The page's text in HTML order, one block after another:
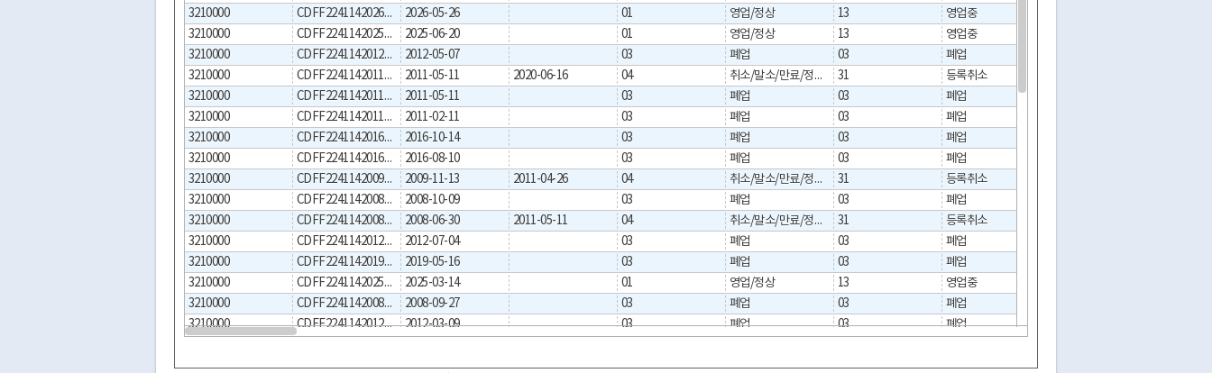
3210000
CDFF2241142026000001 2026-05-26 01 영업/정상 13
영업중
3210000
CDFF2241142025000003 2025-06-20 01 영업/정상 13
영업중
3210000
CDFF2241142012000002 2012-05-07 03 폐업 03 폐업
3210000
CDFF2241142011000004 2011-05-11 2020-06-16 04 취소/말소/만료/정지/중지 31
등록취소
3210000
CDFF2241142011000003 2011-05-11 03 폐업 03 폐업
3210000
CDFF2241142011000002 2011-02-11 03 폐업 03 폐업
3210000
CDFF2241142016000002 2016-10-14 03 폐업 03 폐업
3210000
CDFF2241142016000001 2016-08-10 03 폐업 03 폐업
3210000
CDFF2241142009000004 2009-11-13 2011-04-26 04 취소/말소/만료/정지/중지 31
등록취소
3210000
CDFF2241142008000006 2008-10-09 03 폐업 03 폐업
3210000
CDFF2241142008000003 2008-06-30 2011-05-11 04 취소/말소/만료/정지/중지 31
등록취소
3210000
CDFF2241142012000003 2012-07-04 03 폐업 03 폐업
3210000
CDFF2241142019000001 2019-05-16 03 폐업 03 폐업
3210000
CDFF2241142025000001 2025-03-14 01 영업/정상 13
영업중
3210000
CDFF2241142008000004 2008-09-27 03 폐업 03 폐업
3210000
CDFF2241142012000001 2012-03-09 03 폐업 03 폐업
3210000
CDFF2241142011000005 2011-05-13 03 폐업 03 폐업